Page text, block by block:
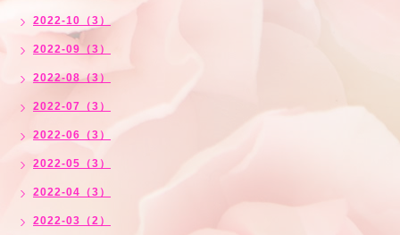
2022-10（3）
2022-09（3）
2022-08（3）
2022-07（3）
2022-06（3）
2022-05（3）
2022-04（3）
2022-03（2）